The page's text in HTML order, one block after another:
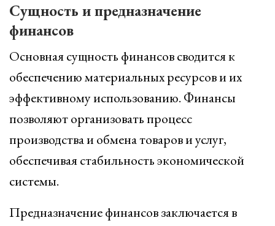
Сущность и предназначение
финансов
Основная сущность финансов сводится к
обеспечению материальных ресурсов и их
эффективному использованию. Финансы
позволяют организовать процесс
производства и обмена товаров и услуг,
обеспечивая стабильность экономической
системы.
Предназначение финансов заключается в